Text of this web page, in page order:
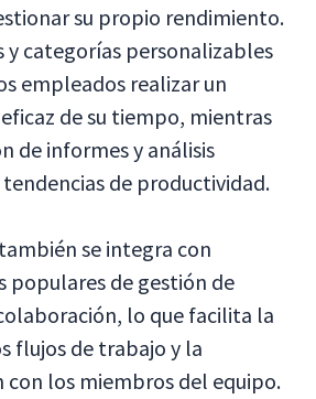
su propio rendimiento.
y categorías personalizables
empleados realizar un
de su tiempo, mientras
de informes y análisis
de productividad.
se integra con
populares de gestión de
lo que facilita la
flujos de trabajo y la
con los miembros del equipo.